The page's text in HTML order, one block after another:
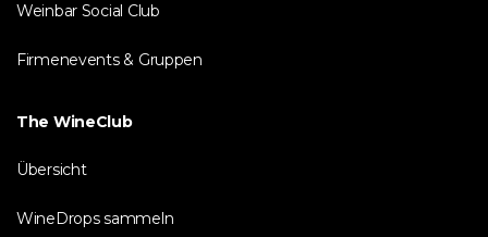
Weinbar Social Club
Firmenevents & Gruppen
The WineClub
Übersicht
WineDrops sammeln